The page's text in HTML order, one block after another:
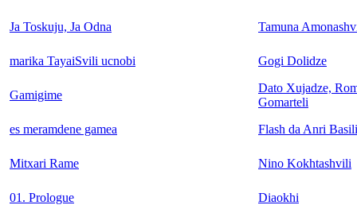
Ja Toskuju, Ja Odna Tamuna
marika TayaiSvili ucnobi Gogi Dolidze
Gamigime
Dato Xujadze,
Gomarteli
es meramdene gamea
Flash da Anri
Mitxari Rame Nino Kokhtashvili
01. Prologue Diaokhi